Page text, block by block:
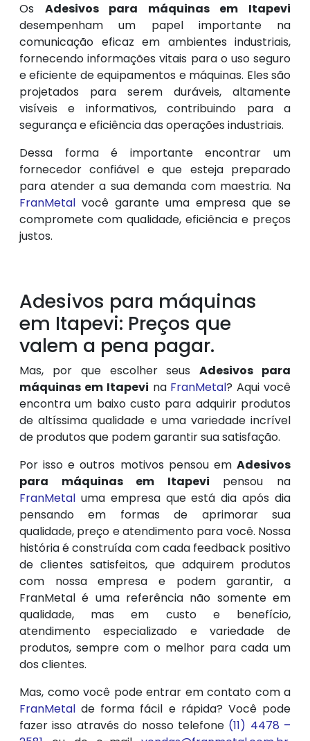
Os Adesivos para máquinas em Itapevi
desempenham um papel importante na
comunicação eficaz em ambientes industriais,
fornecendo informações vitais para o uso seguro
e eficiente de equipamentos e máquinas. Eles são
projetados para serem duráveis, altamente
visíveis e informativos, contribuindo para a
segurança e eficiência das operações industriais.
Dessa forma é importante encontrar um
fornecedor confiável e que esteja preparado
para atender a sua demanda com maestria. Na
FranMetal você garante uma empresa que se
compromete com qualidade, eficiência e preços
justos.
Adesivos para máquinas
em Itapevi: Preços que
valem a pena pagar.
Mas, por que escolher seusAdesivos para
máquinas em Itapevi na FranMetal? Aqui você
encontra um baixo custo para adquirir produtos
de altíssima qualidade e uma variedade incrível
de produtos que podem garantir sua satisfação.
Por isso e outros motivos pensou em Adesivos
para máquinas em Itapevi pensou na
FranMetal uma empresa que está dia após dia
pensando em formas de aprimorar sua
qualidade, preço e atendimento para você. Nossa
história é construída com cada feedback positivo
de clientes satisfeitos, que adquirem produtos
com nossa empresa e podem garantir, a
FranMetal é uma referência não somente em
qualidade, mas em custo e benefício,
atendimento especializado e variedade de
produtos, sempre com o melhor para cada um
dos clientes.
Mas, como você pode entrar em contato com a
FranMetal de forma fácil e rápida? Você pode
fazer isso através do nosso telefone (11) 4478 –